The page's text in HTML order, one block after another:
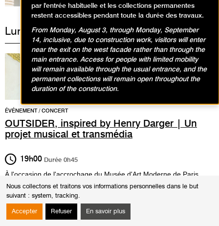
Nous collectons et traitons vos informations personnelles dans le but
suivant : system, tracking.
Accepter Refuser En savoir plus
Lundi 12 avril 2021
OUTSIDER, inspired by Henry Darger | Un
projet musical et transmédia
ÉVÉNEMENT / CONCERT
19h00 Durée 0h45
À l'occasion de l'accrochage du Musée d'Art Moderne de Paris,
Darger, le MAM et Philippe Cohen Solal proposent un événement
en ligne dédié à l'artiste mythique et mystérieux le 12 avril à 19h
surhttp://outsideronline.co
En avant-première, sera diffusé le court métrage OUTSIDER,
par l'entrée habituelle et les collections permanentes
restent accessibles pendant toute la durée des travaux.
From Monday, August 3, through Monday, September
14, inclusive, due to construction work, visitors will enter
near the exit on the west facade rather than through the
main entrance. Access for people with limited mobility
will remain available through the usual entrance, and the
permanent collections will remain open throughout the
duration of the construction.